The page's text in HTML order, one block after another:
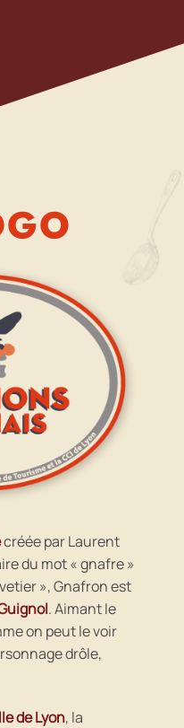
créée par Laurent
du mot « gnafre »
», Gnafron est
. Aimant le
on peut le voir
drôle,
de Lyon, la